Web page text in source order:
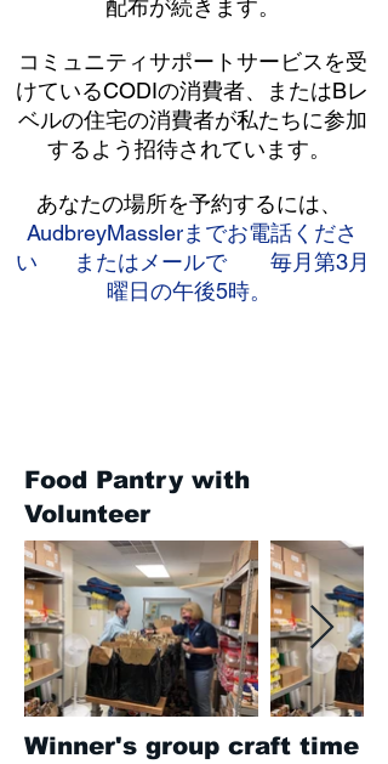
配布が続きます。
コミュニティサポートサービスを受
けているCODIの消費者、またはBレ
ベルの住宅の消費者が私たちに参加
するよう招待されています。
あなたの場所を予約するには、
AudbreyMasslerまでお電話くださ
い
またはメールで
毎月第3月
曜日の午後5時。
Food Pantry with
Volunteer
Winner's group craft time